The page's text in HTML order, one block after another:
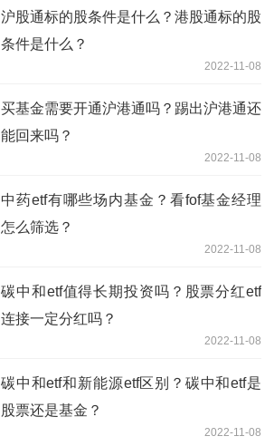
沪股通标的股条件是什么？港股通标的股
条件是什么？
2022-11-08
买基金需要开通沪港通吗？踢出沪港通还
能回来吗？
2022-11-08
中药etf有哪些场内基金？看fof基金经理
怎么筛选？
2022-11-08
碳中和etf值得长期投资吗？股票分红etf
连接一定分红吗？
2022-11-08
碳中和etf和新能源etf区别？碳中和etf是
股票还是基金？
2022-11-08